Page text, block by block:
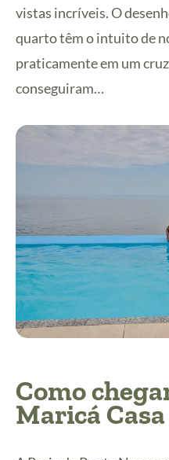
vistas incríveis. O
quarto têm o intuito de
praticamente em um
conseguiram…
Como
Maricá